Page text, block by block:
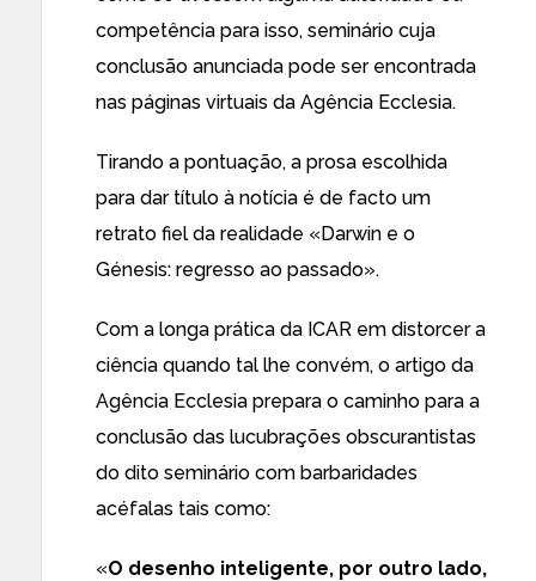
competência para isso, seminário cuja
conclusão anunciada pode ser encontrada
nas páginas virtuais da Agência Ecclesia.
Tirando a pontuação, a prosa escolhida
para dar título à notícia é de facto um
retrato fiel da realidade «Darwin e o
Génesis: regresso ao passado».
Com a longa prática da ICAR em distorcer a
ciência quando tal lhe convém, o artigo da
Agência Ecclesia prepara o caminho para a
conclusão das lucubrações obscurantistas
do dito seminário com barbaridades
acéfalas tais como:
«O desenho inteligente, por outro lado,